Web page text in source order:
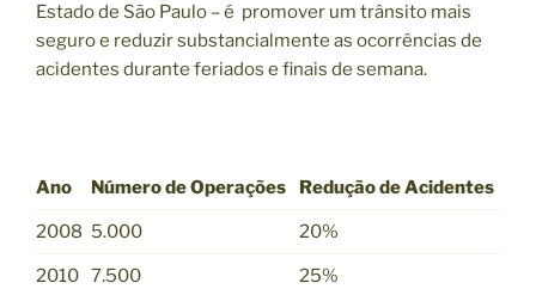
Estado de São Paulo – é promover um trânsito mais
seguro e reduzir substancialmente as ocorrências de
acidentes durante feriados e finais de semana.
Ano Número de Operações Redução de Acidentes
2008 5.000 20%
2010 7.500 25%